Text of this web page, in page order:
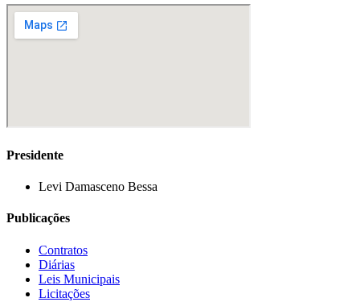
Presidente
Levi Damasceno Bessa
Publicações
Contratos
Diárias
Leis Municipais
Licitações